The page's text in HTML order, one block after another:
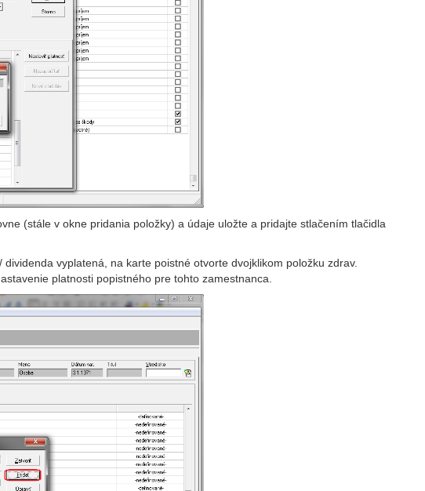
(stále v okne pridania položky) a údaje uložte a pridajte stlačením tlačidla
vyplatená, na karte poistné otvorte dvojklikom položku zdrav.
platnosti popistného pre tohto zamestnanca.